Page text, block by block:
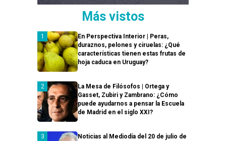
Más vistos
En Perspectiva Interior | Peras,
duraznos, pelones y ciruelas: ¿Qué
características tienen estas frutas de
hoja caduca en Uruguay?
La Mesa de Filósofos | Ortega y
Gasset, Zubiri y Zambrano: ¿Cómo
puede ayudarnos a pensar la Escuela
de Madrid en el siglo XXI?
Noticias al Mediodía del 20 de julio de